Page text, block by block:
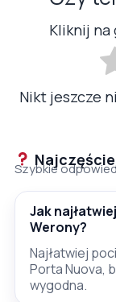
Kliknij na
Nikt jeszcze
Szybkie
Jak
Werony?
Najłatwiej
Porta Nuova,
wygodna.